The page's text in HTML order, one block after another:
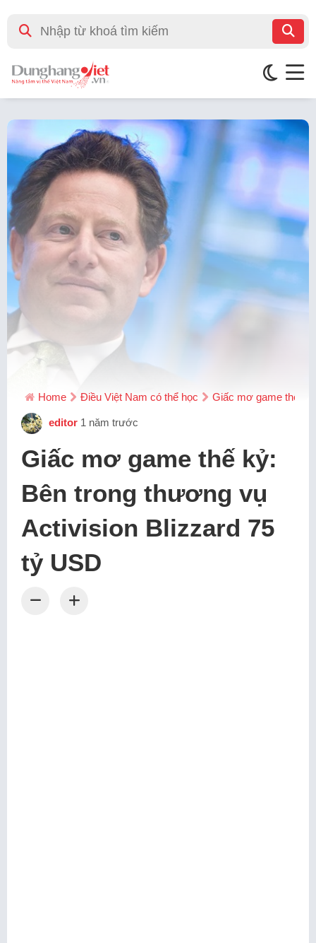
Home Điều Việt Nam có thể học Giấc mơ game thế
editor 1 năm trước
Giấc mơ game thế kỷ:
Bên trong thương vụ
Activision Blizzard 75
tỷ USD